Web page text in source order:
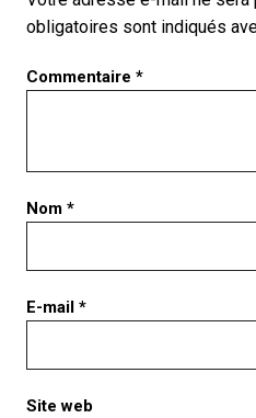
obligatoires sont indiqués
Commentaire *
Nom *
E-mail *
Site web